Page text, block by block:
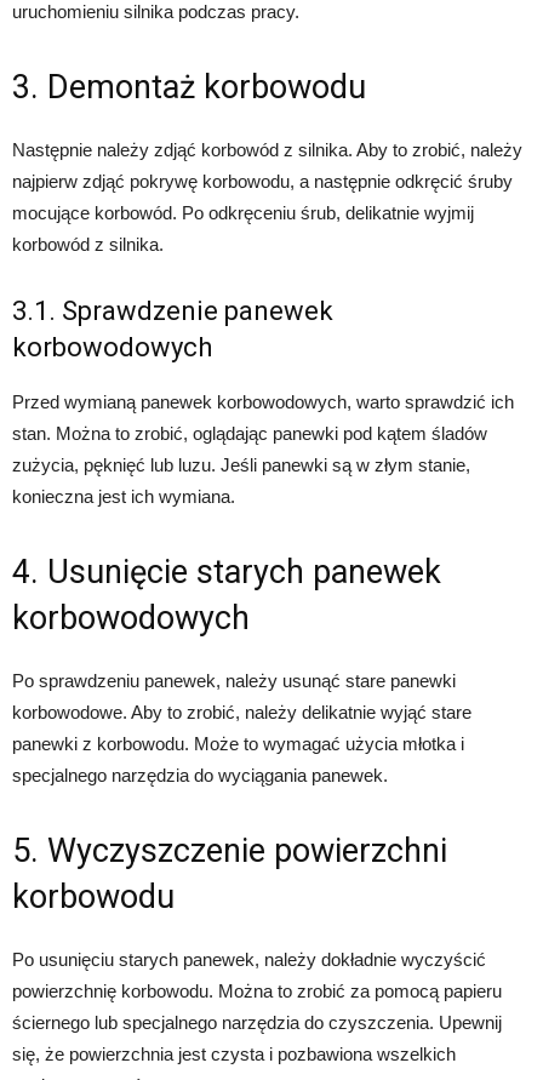
uruchomieniu silnika podczas pracy.
3. Demontaż korbowodu
Następnie należy zdjąć korbowód z silnika. Aby to zrobić, należy
najpierw zdjąć pokrywę korbowodu, a następnie odkręcić śruby
mocujące korbowód. Po odkręceniu śrub, delikatnie wyjmij
korbowód z silnika.
3.1. Sprawdzenie panewek
korbowodowych
Przed wymianą panewek korbowodowych, warto sprawdzić ich
stan. Można to zrobić, oglądając panewki pod kątem śladów
zużycia, pęknięć lub luzu. Jeśli panewki są w złym stanie,
konieczna jest ich wymiana.
4. Usunięcie starych panewek
korbowodowych
Po sprawdzeniu panewek, należy usunąć stare panewki
korbowodowe. Aby to zrobić, należy delikatnie wyjąć stare
panewki z korbowodu. Może to wymagać użycia młotka i
specjalnego narzędzia do wyciągania panewek.
5. Wyczyszczenie powierzchni
korbowodu
Po usunięciu starych panewek, należy dokładnie wyczyścić
powierzchnię korbowodu. Można to zrobić za pomocą papieru
ściernego lub specjalnego narzędzia do czyszczenia. Upewnij
się, że powierzchnia jest czysta i pozbawiona wszelkich